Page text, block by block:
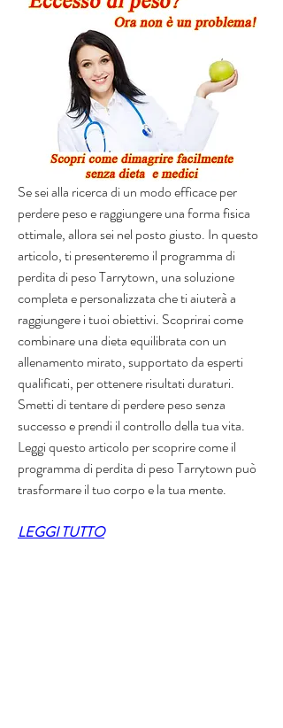
Se sei alla ricerca di un modo efficace per
perdere peso e raggiungere una forma fisica
ottimale, allora sei nel posto giusto. In questo
articolo, ti presenteremo il programma di
perdita di peso Tarrytown, una soluzione
completa e personalizzata che ti aiuterà a
raggiungere i tuoi obiettivi. Scoprirai come
combinare una dieta equilibrata con un
allenamento mirato, supportato da esperti
qualificati, per ottenere risultati duraturi.
Smetti di tentare di perdere peso senza
successo e prendi il controllo della tua vita.
Leggi questo articolo per scoprire come il
programma di perdita di peso Tarrytown può
trasformare il tuo corpo e la tua mente.
LEGGI TUTTO